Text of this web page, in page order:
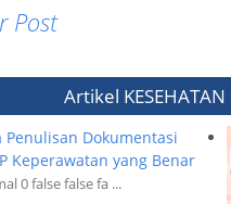
Post
Artikel
Penulisan Dokumentasi
Keperawatan yang Benar
0 false false fa ...